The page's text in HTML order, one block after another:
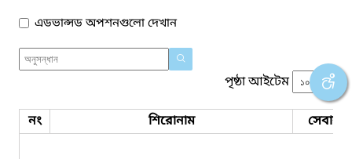
এডভান্সড অপশনগুলো দেখান
পৃষ্ঠা আইটেম
নং শিরোনাম সেবার